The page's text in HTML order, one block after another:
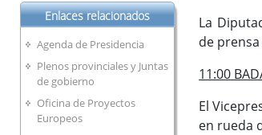
Enlaces relacionados
Agenda de Presidencia
Plenos provinciales y Juntas
de gobierno
Oficina de Proyectos
Europeos
La
de
11:00
El
en rueda